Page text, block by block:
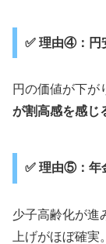
✅ 理由④：円
円の価値が下が
が割高感を感じ
✅ 理由⑤：年
少子高齢化が進
上げがほぼ確実。